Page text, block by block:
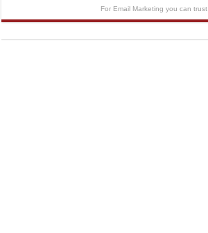
For Email Marketing you can trust.